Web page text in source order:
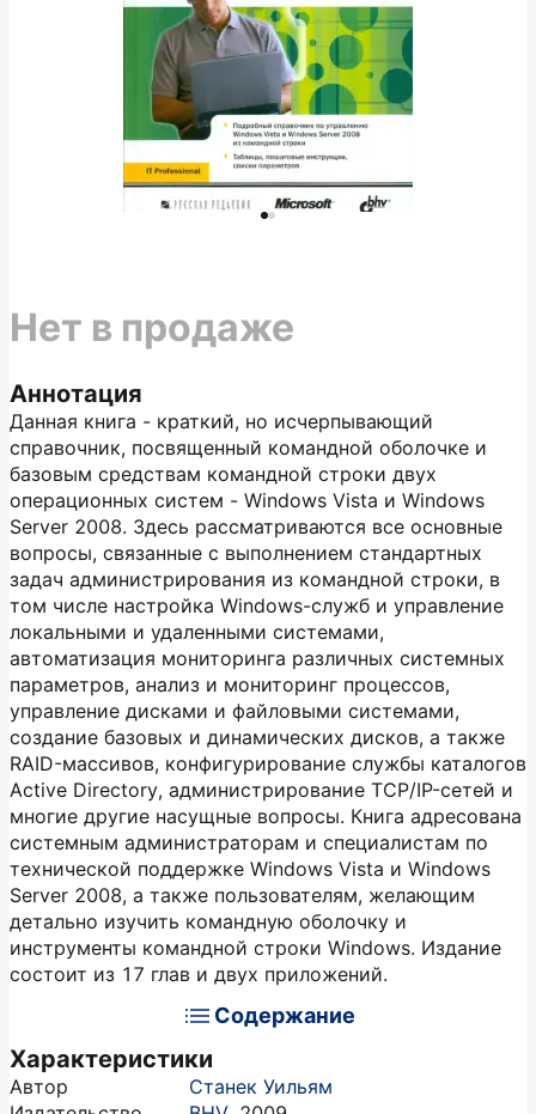
Аннотация
Данная книга - краткий, но исчерпывающий
справочник, посвященный командной оболочке и
базовым средствам командной строки двух
операционных систем - Windows Vista и Windows
Server 2008. Здесь рассматриваются все основные
вопросы, связанные с выполнением стандартных
задач администрирования из командной строки, в
том числе настройка Windows-служб и управление
локальными и удаленными системами,
автоматизация мониторинга различных системных
параметров, анализ и мониторинг процессов,
управление дисками и файловыми системами,
создание базовых и динамических дисков, а также
RAID-массивов, конфигурирование службы каталогов
Active Directory, администрирование TCP/IP-сетей и
многие другие насущные вопросы. Книга адресована
системным администраторам и специалистам по
технической поддержке Windows Vista и Windows
Server 2008, а также пользователям, желающим
детально изучить командную оболочку и
инструменты командной строки Windows. Издание
состоит из 17 глав и двух приложений.
Содержание
Характеристики
Автор
Станек Уильям
Нет в продаже